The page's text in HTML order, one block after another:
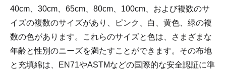
40cm、30cm、65cm、80cm、100cm、および複数のサ
イズの複数のサイズがあり、ピンク、白、黄色、緑の複
数の色があります。これらのサイズと色は、さまざまな
年齢と性別のニーズを満たすことができます。その布地
と充填綿は、EN71やASTMなどの国際的な安全認証に準